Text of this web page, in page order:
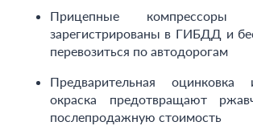
Прицепные
зарегистрированы в ГИБДД и
перевозиться по автодорогам
Предварительная
окраска предотвращают
послепродажную стоимость